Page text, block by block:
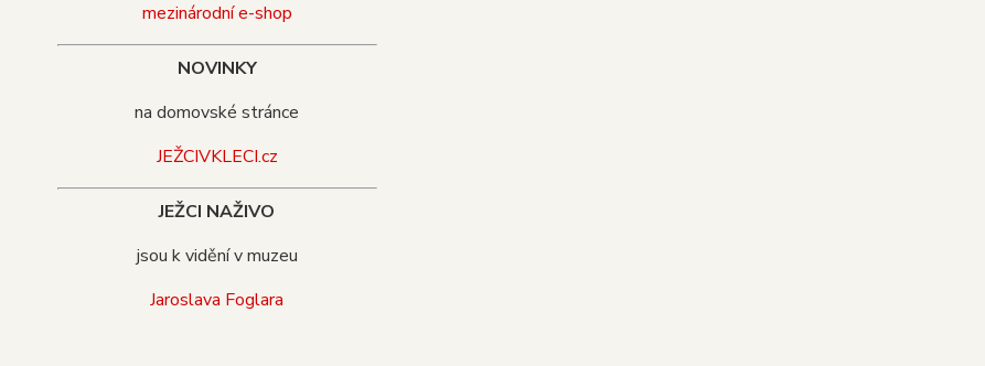
mezinárodní e-shop
NOVINKY
na domovské stránce
JEŽCIVKLECI.cz
JEŽCI NAŽIVO
jsou k vidění v muzeu
Jaroslava Foglara